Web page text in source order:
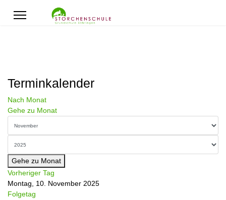
Terminkalender
Nach Monat
Gehe zu Monat
Gehe zu Monat
Vorheriger Tag
Montag, 10. November 2025
Folgetag